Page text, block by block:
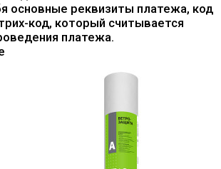
основные реквизиты платежа, код
код, который считывается
платежа.